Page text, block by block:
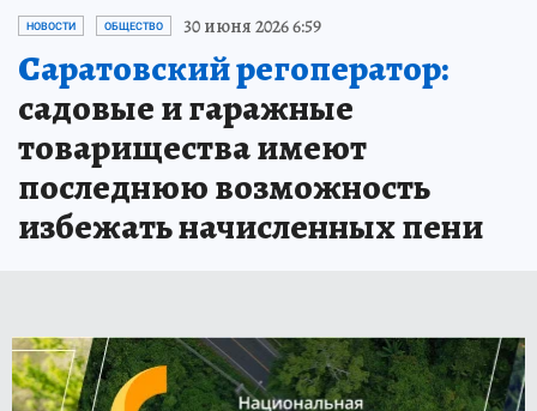
НОВОСТИ ОБЩЕСТВО 30 июня 2026 6:59
Саратовский регоператор:
садовые и гаражные
товарищества имеют
последнюю возможность
избежать начисленных пени